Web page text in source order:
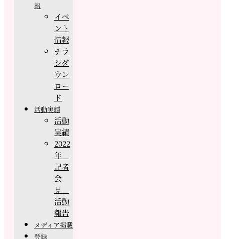
報
イベ
ント
情報
チラ
シダ
ウン
ロー
ド
活動実績
活動
実績
2022
年
記者
会
見
活動
報告
メディア掲載
登録